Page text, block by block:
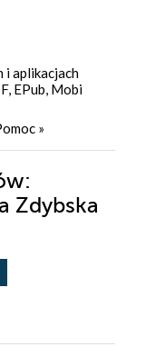
i aplikacjach
EPub, Mobi
»
Zdybska